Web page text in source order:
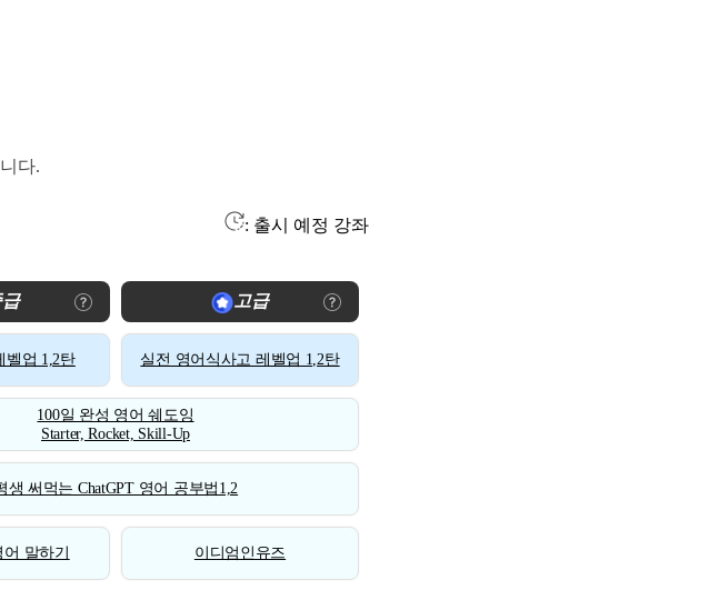
다.
: 출시 예정 강좌
급 고급
벨업 1,2탄 실전 영어식사고 레벨업 1,2탄
100일 완성 영어 쉐도잉
Starter, Rocket, Skill-Up
생 써먹는 ChatGPT 영어 공부법1,2
말하기 이디엄인유즈